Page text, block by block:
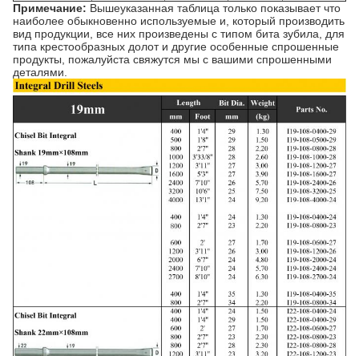
Примечание: Вышеуказанная таблица только показывает что
наиболее обыкновенно используемые и, который производить
вид продукции, все них произведены с типом бита зубила, для
типа крестообразных долот и другие особенные спрошенные
продукты, пожалуйста свяжутся мы с вашими спрошенными
деталями.